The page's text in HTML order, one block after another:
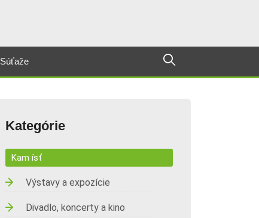
Súťaže
Kategórie
Kam ísť
Výstavy a expozície
Divadlo, koncerty a kino